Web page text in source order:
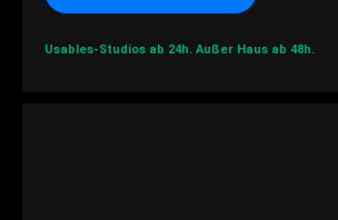
Usables-Studios ab 24h. Außer Haus ab 48h.